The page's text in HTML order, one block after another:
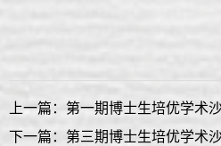
上一篇：第一期博士生培优学术